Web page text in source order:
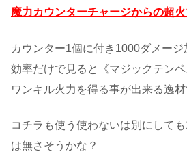
魔力カウンターチャージからの超火
カウンター1個に付き1000ダメージ
効率だけで見ると《マジックテン
ワンキル火力を得る事が出来る逸材
コチラも使う使わないは別にして
は無さそうかな？